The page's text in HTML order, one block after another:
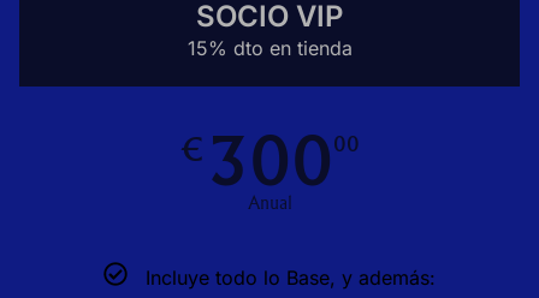
SOCIO VIP
15% dto en tienda
€ 30000
Anual
Incluye todo lo Base, y además: